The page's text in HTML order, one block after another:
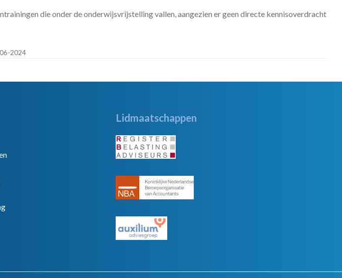
die onder de onderwijsvrijstelling vallen, aangezien er geen directe kennisoverdracht
2024
Lidmaatschappen